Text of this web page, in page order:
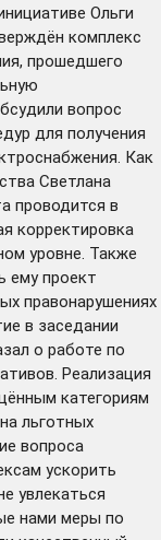
Ольги
комплекс
прошедшего
вопрос
для получения
Как
Светлана
проводится в
корректировка
уровне. Также
ему проект
правонарушениях
в заседании
о работе по
Реализация
категориям
льготных
вопроса
ускорить
увлекаться
нами меры по